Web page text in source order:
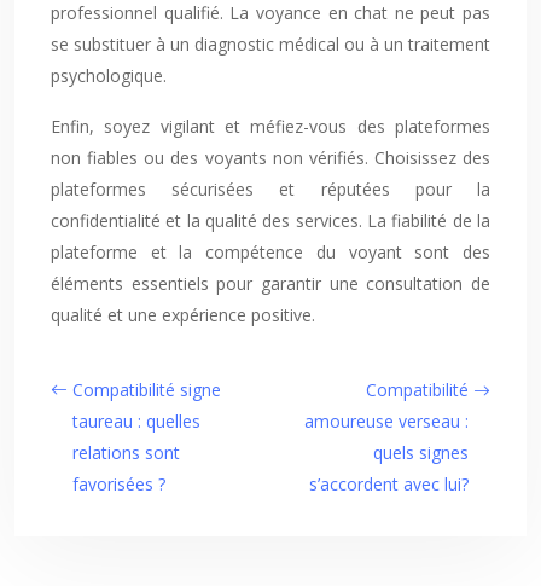
professionnel qualifié. La voyance en chat ne peut pas
se substituer à un diagnostic médical ou à un traitement
psychologique.
Enfin, soyez vigilant et méfiez-vous des plateformes
non fiables ou des voyants non vérifiés. Choisissez des
plateformes sécurisées et réputées pour la
confidentialité et la qualité des services. La fiabilité de la
plateforme et la compétence du voyant sont des
éléments essentiels pour garantir une consultation de
qualité et une expérience positive.
Compatibilité signe
taureau : quelles
relations sont
favorisées ?
Compatibilité
amoureuse verseau :
quels signes
s’accordent avec lui?